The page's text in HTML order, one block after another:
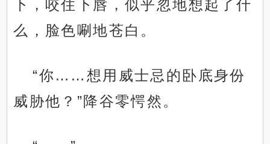
下，咬住下唇，似乎忽地想起了什
么，脸色唰地苍白。
“你……想用威士忌的卧底身份
威胁他？”降谷零愕然。